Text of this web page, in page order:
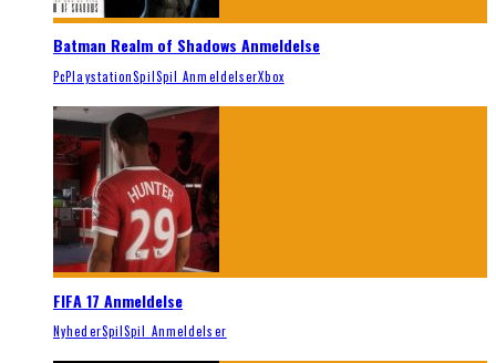
Batman Realm of Shadows Anmeldelse
PcPlaystationSpilSpil AnmeldelserXbox
FIFA 17 Anmeldelse
NyhederSpilSpil Anmeldelser